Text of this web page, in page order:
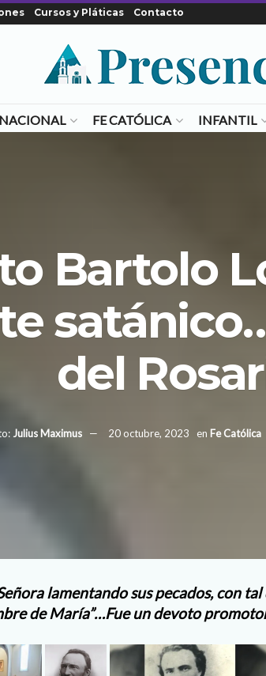
Cursos y Pláticas Contacto
FE CATÓLICA INFANTIL
Bartolo
del
Julius Maximus 20 octubre, 2023 en Fe Católica
lamentando sus pecados, con
de María”…Fue un devoto